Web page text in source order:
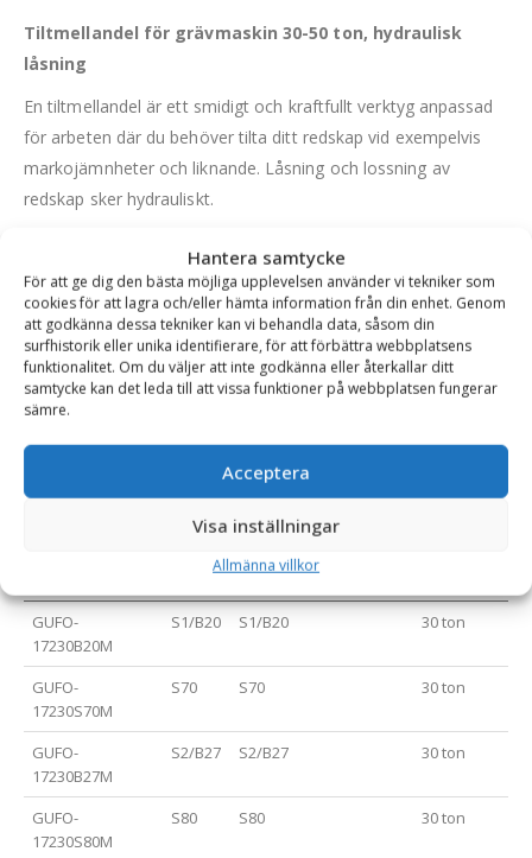
Hantera samtycke
För att ge dig den bästa möjliga upplevelsen använder vi tekniker som
cookies för att lagra och/eller hämta information från din enhet. Genom
att godkänna dessa tekniker kan vi behandla data, såsom din
surfhistorik eller unika identifierare, för att förbättra webbplatsens
funktionalitet. Om du väljer att inte godkänna eller återkallar ditt
samtycke kan det leda till att vissa funktioner på webbplatsen fungerar
sämre.
Acceptera
Visa inställningar
Allmänna villkor
Tiltmellandel för grävmaskin 30-50 ton, hydraulisk
låsning
En tiltmellandel är ett smidigt och kraftfullt verktyg anpassad
för arbeten där du behöver tilta ditt redskap vid exempelvis
markojämnheter och liknande. Låsning och lossning av
redskap sker hydrauliskt.
använda en tiltrotator.
Två kraftiga hydraulkolvar ingår.
FÖRDELAR
Kraftiga cylindrar
Hög tiltkraft 40 grader
Fäste Fäste (redskapssida)
Rek.
GUFO-
17230B20M
S1/B20 S1/B20 30 ton
GUFO-
17230S70M
S70 S70 30 ton
GUFO-
17230B27M
S2/B27 S2/B27 30 ton
GUFO-
17230S80M
S80 S80 30 ton